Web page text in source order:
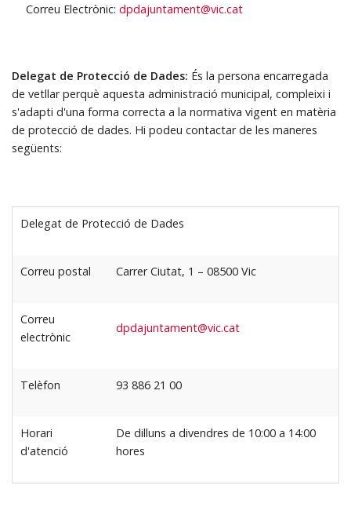
Correu Electrònic: dpdajuntament@vic.cat
Delegat de Protecció de Dades: És la persona encarregada
de vetllar perquè aquesta administració municipal, compleixi i
s'adapti d'una forma correcta a la normativa vigent en matèria
de protecció de dades. Hi podeu contactar de les maneres
següents:
Delegat de Protecció de Dades
Correu postal Carrer Ciutat, 1 – 08500 Vic
Correu
electrònic
dpdajuntament@vic.cat
Telèfon 93 886 21 00
Horari
d'atenció
De dilluns a divendres de 10:00 a 14:00
hores